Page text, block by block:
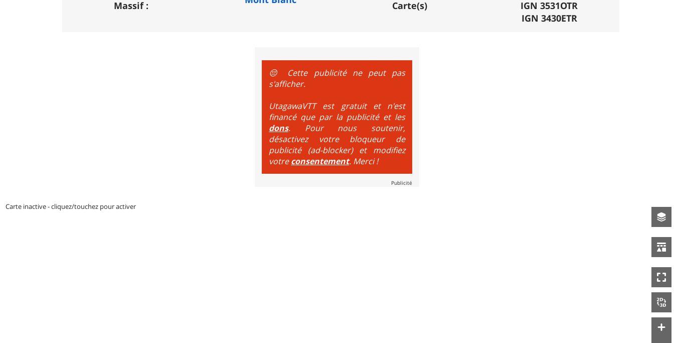
indiquée par des couleurs lorsqu'il s'agit de bikeparks. Vélo tout suspendu et protections du corps obligatoires.
Massif : Carte(s)
IGN 3531OTR
IGN 3430ETR
😔 Cette publicité ne peut pas
s'afficher.
UtagawaVTT est gratuit et n'est
financé que par la publicité et les
dons. Pour nous soutenir,
désactivez votre bloqueur de
publicité (ad-blocker) et modifiez
votreconsentement. Merci !